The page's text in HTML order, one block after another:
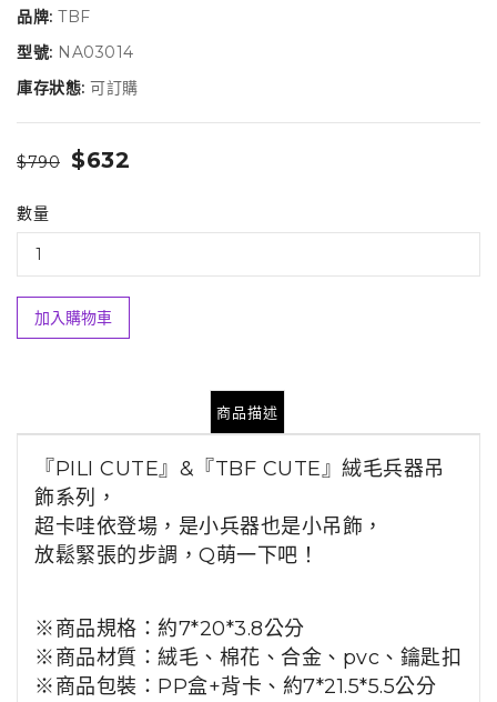
品牌: TBF
型號: NA03014
庫存狀態: 可訂購
$790 $632
數量
加入購物車
商品描述
『PILI CUTE』&『TBF CUTE』絨毛兵器吊
飾系列，
超卡哇依登場， 是小兵器也是小吊飾，
放鬆緊張的步調， Q萌一下吧！
※商品規格：約7*20*3.8公分
※商品材質：絨毛、棉花、合金、pvc、 鑰匙扣
※商品包裝： PP盒+背卡、 約7*21.5*5.5公分